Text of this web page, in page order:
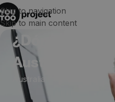
Skip to navigation
Skip to main content
¿Dónde buscar
Australia? ¡En
Australia